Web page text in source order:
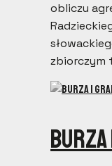
obliczu
zbiorczym
Burza